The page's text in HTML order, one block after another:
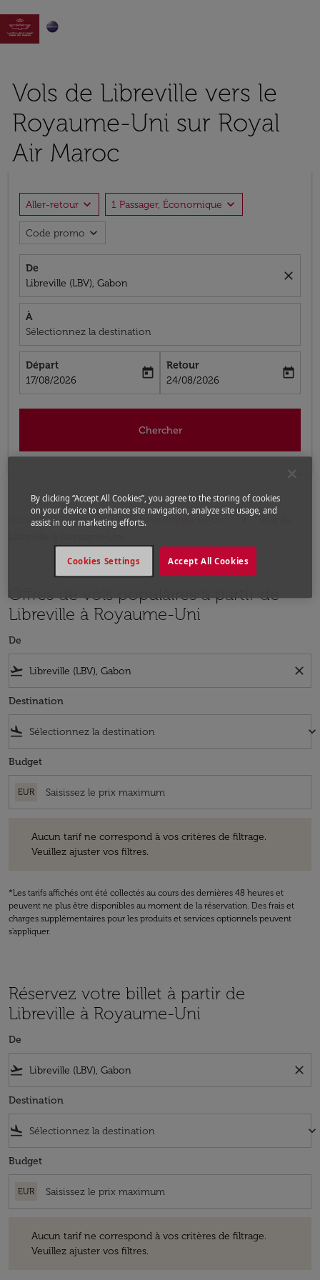

Vols de Libreville vers le
Royaume-Uni sur Royal
Air Maroc
Aller-retour expand_more 1 Passager, Économique expand_more
Code promo expand_more
De
Libreville (LBV), Gabon
close
À
Sélectionnez la destination
Départ
fc-booking-departure-date-aria-label
17/08/2026
today
Retour
fc-booking-return-date-aria-label
24/08/2026
today
Chercher
Accueil Vols Vols pour Royaume-Uni
Offres de vols populaires à partir de
Libreville à Royaume-Uni
De
flight_takeoff close
Destination
flight_land keyboard_arrow_down
Budget
EUR
Aucun tarif ne correspond à vos critères de filtrage.
Veuillez ajuster vos filtres.
*Les tarifs affichés ont été collectés au cours des dernières 48 heures et
peuvent ne plus être disponibles au moment de la réservation. Des frais et
charges supplémentaires pour les produits et services optionnels peuvent
s'appliquer.
Réservez votre billet à partir de
Libreville à Royaume-Uni
De
flight_takeoff close
Destination
flight_land keyboard_arrow_down
Budget
EUR
Aucun tarif ne correspond à vos critères de filtrage.
Veuillez ajuster vos filtres.
By clicking “Accept All Cookies”, you agree to the storing of cookies
on your device to enhance site navigation, analyze site usage, and
assist in our marketing efforts.
Accept All Cookies
Cookies Settings